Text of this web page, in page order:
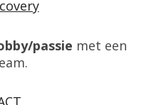
passie met een